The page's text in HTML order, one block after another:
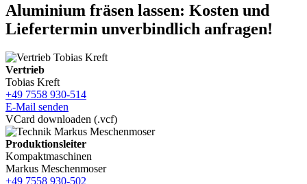
Aluminium fräsen lassen: Kosten und
Liefertermin unverbindlich anfragen!
Vertrieb
Tobias Kreft
+49 7558 930-514
E-Mail senden
VCard downloaden (.vcf)
Produktionsleiter
Kompaktmaschinen
Markus Meschenmoser
+49 7558 930-502